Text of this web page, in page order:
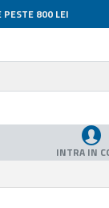
PESTE 800 LEI
INTRA IN